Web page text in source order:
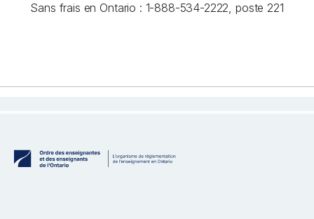
Sans frais en Ontario : 1-888-534-2222, poste 221